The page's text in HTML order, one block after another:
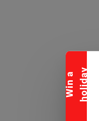
W
i
n
a
h
o
l
i
d
a y
Collapse banner